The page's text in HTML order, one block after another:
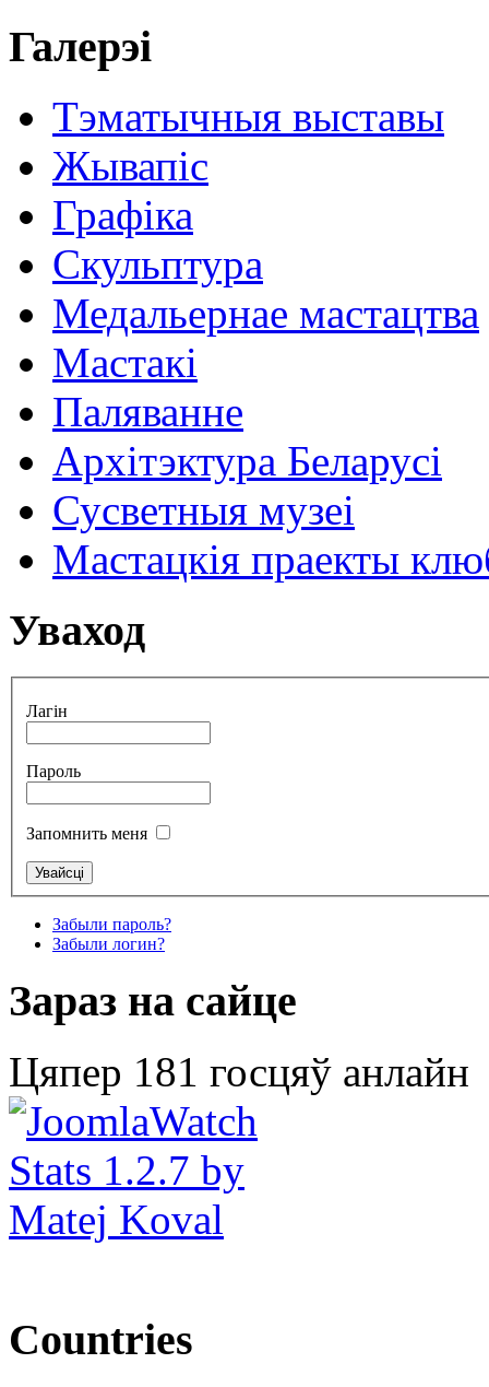
Галерэі
Тэматычныя выставы
Жывапіс
Графіка
Скульптура
Медальернае мастацтва
Мастакі
Паляванне
Архітэктура Беларусі
Сусветныя музеі
Мастацкія праекты
Уваход
Лагін
Пароль
Запомнить меня
Забыли пароль?
Забыли логин?
Зараз на сайце
Цяпер 181 госцяў анлайн
Countries